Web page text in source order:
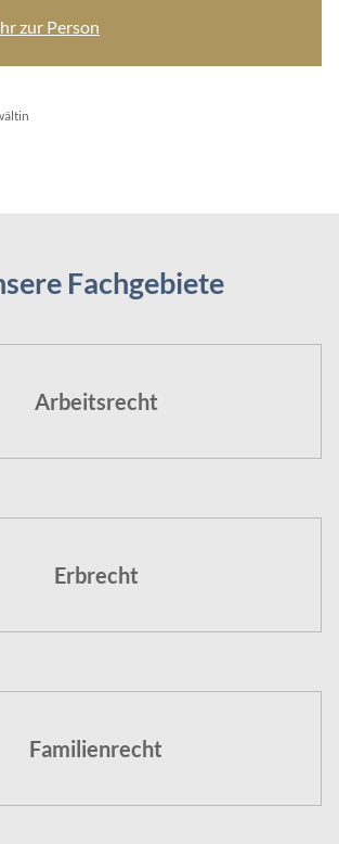
zur Person
Fachgebiete
Arbeitsrecht
Erbrecht
Familienrecht